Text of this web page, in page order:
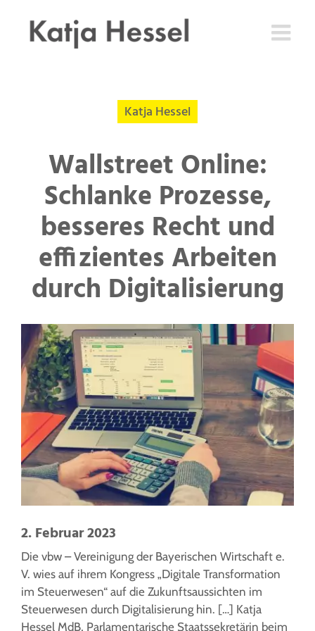
springen
Katja Hessel
Wallstreet Online:
Schlanke Prozesse,
besseres Recht und
effizientes Arbeiten
durch Digitalisierung
2. Februar 2023
Die vbw – Vereinigung der Bayerischen Wirtschaft e.
V. wies auf ihrem Kongress „Digitale Transformation
im Steuerwesen“ auf die Zukunftsaussichten im
Steuerwesen durch Digitalisierung hin. […] Katja
Hessel MdB, Parlamentarische Staatssekretärin beim